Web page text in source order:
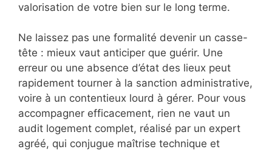
valorisation de votre bien sur le long terme.
Ne laissez pas une formalité devenir un casse-
tête : mieux vaut anticiper que guérir. Une
erreur ou une absence d’état des lieux peut
rapidement tourner à la sanction administrative,
voire à un contentieux lourd à gérer. Pour vous
accompagner efficacement, rien ne vaut un
audit logement complet, réalisé par un expert
agréé, qui conjugue maîtrise technique et